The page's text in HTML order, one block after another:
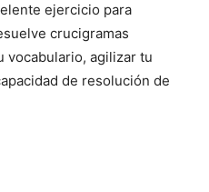
ejercicio para
crucigramas
vocabulario, agilizar tu
de resolución de